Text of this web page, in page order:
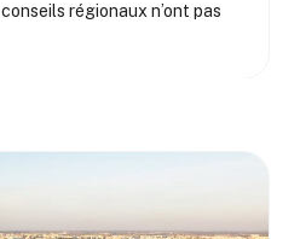
régionaux n’ont pas